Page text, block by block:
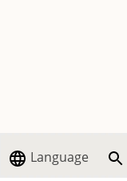
Language